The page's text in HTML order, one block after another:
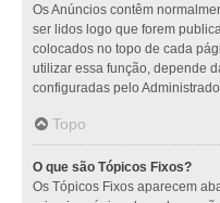
Os Anúncios contêm
ser lidos logo que forem
colocados no topo de cada
utilizar essa função, depende
configuradas pelo
Topo
O que são Tópicos Fixos?
Os Tópicos Fixos aparecem